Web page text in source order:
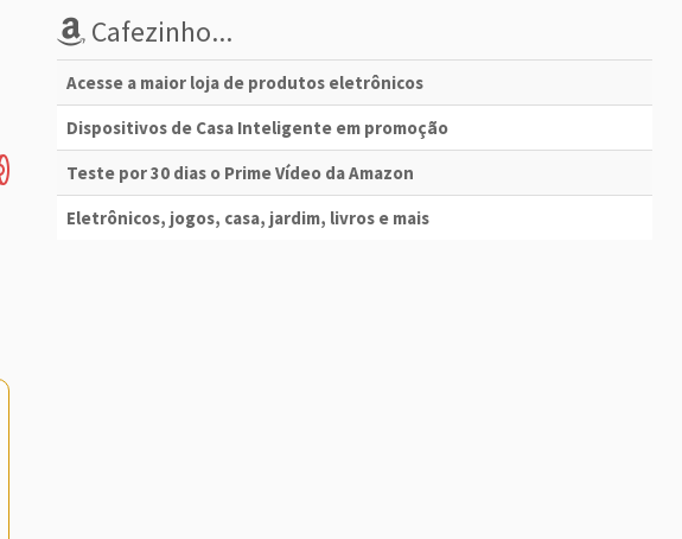
Cafezinho...
Acesse a maior loja de produtos eletrônicos
Dispositivos de Casa Inteligente em promoção
Teste por 30 dias o Prime Vídeo da Amazon
Eletrônicos, jogos, casa, jardim, livros e mais